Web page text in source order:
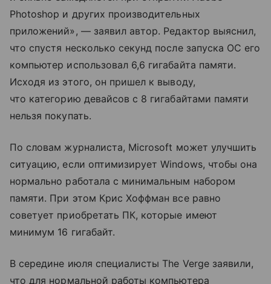
Photoshop и других производительных
приложений», — заявил автор. Редактор выяснил,
что спустя несколько секунд после запуска ОС его
компьютер использовал 6,6 гигабайта памяти.
Исходя из этого, он пришел к выводу,
что категорию девайсов с 8 гигабайтами памяти
нельзя покупать.
По словам журналиста, Microsoft может улучшить
ситуацию, если оптимизирует Windows, чтобы она
нормально работала с минимальным набором
памяти. При этом Крис Хоффман все равно
советует приобретать ПК, которые имеют
минимум 16 гигабайт.
В середине июля специалисты The Verge заявили,
что для нормальной работы компьютера